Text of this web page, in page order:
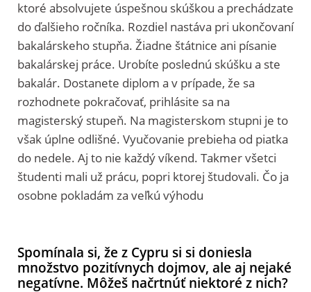
ktoré absolvujete úspešnou skúškou a prechádzate
do ďalšieho ročníka. Rozdiel nastáva pri ukončovaní
bakalárskeho stupňa. Žiadne štátnice ani písanie
bakalárskej práce. Urobíte poslednú skúšku a ste
bakalár. Dostanete diplom a v prípade, že sa
rozhodnete pokračovať, prihlásite sa na
magisterský stupeň. Na magisterskom stupni je to
však úplne odlišné. Vyučovanie prebieha od piatka
do nedele. Aj to nie každý víkend. Takmer všetci
študenti mali už prácu, popri ktorej študovali. Čo ja
osobne pokladám za veľkú výhodu
Spomínala si, že z Cypru si si doniesla
množstvo pozitívnych dojmov, ale aj nejaké
negatívne. Môžeš načrtnúť niektoré z nich?